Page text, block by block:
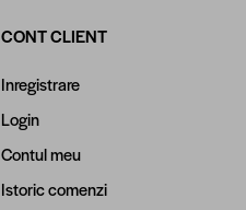
CONT CLIENT
Inregistrare
Login
Contul meu
Istoric comenzi